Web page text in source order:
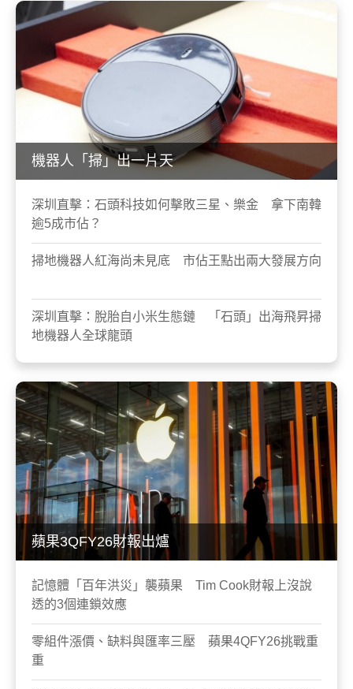
機器人「掃」出一片天
深圳直擊：石頭科技如何擊敗三星、樂金 拿下南韓
逾5成市佔？
掃地機器人紅海尚未見底 市佔王點出兩大發展方向
深圳直擊：脫胎自小米生態鏈 「石頭」出海飛昇掃
地機器人全球龍頭
蘋果3QFY26財報出爐
記憶體「百年洪災」襲蘋果 Tim Cook財報上沒說
透的3個連鎖效應
零組件漲價、缺料與匯率三壓 蘋果4QFY26挑戰重
重